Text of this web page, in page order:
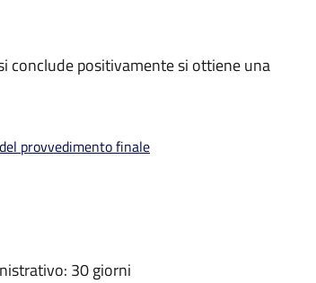
conclude positivamente si ottiene una
provvedimento finale
30 giorni